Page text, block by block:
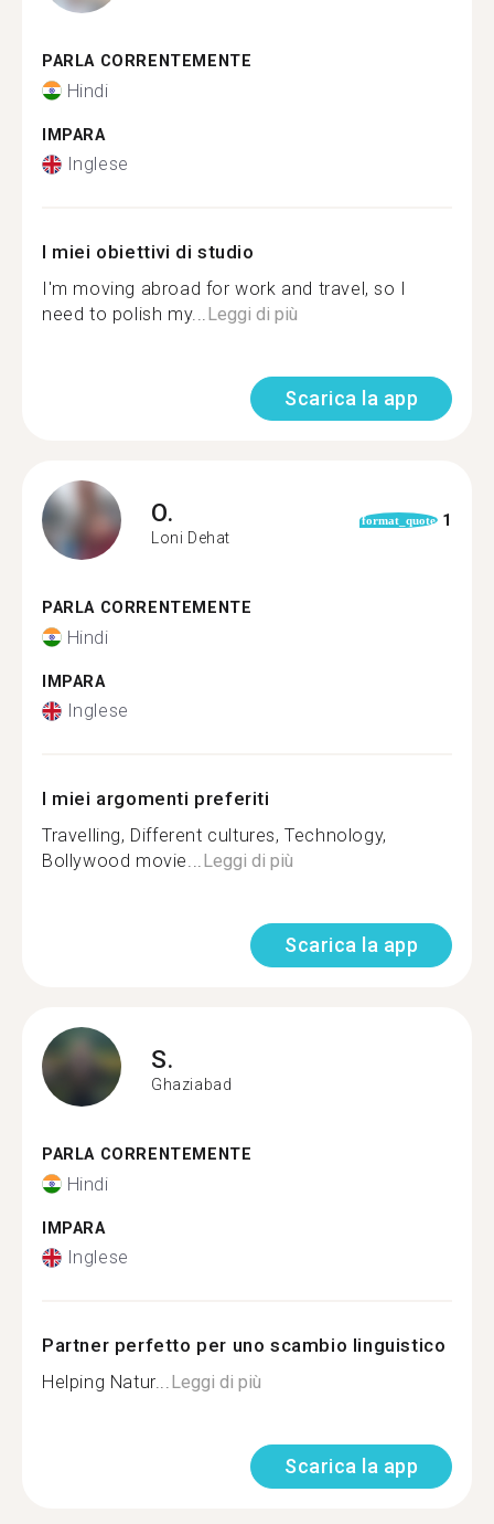
PARLA CORRENTEMENTE
Hindi
IMPARA
Inglese
I miei obiettivi di studio
I'm moving abroad for work and travel, so I
need to polish my...Leggi di più
Scarica la app
O.
Loni Dehat
format_quote 1
PARLA CORRENTEMENTE
Hindi
IMPARA
Inglese
I miei argomenti preferiti
Travelling, Different cultures, Technology,
Bollywood movie...Leggi di più
Scarica la app
S.
Ghaziabad
PARLA CORRENTEMENTE
Hindi
IMPARA
Inglese
Partner perfetto per uno scambio linguistico
Helping Natur...Leggi di più
Scarica la app